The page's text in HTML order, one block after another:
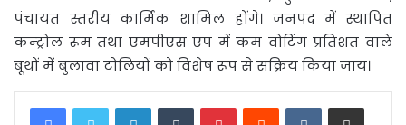
पंचायत स्तरीय कार्मिक शामिल होंगे। जनपद में स्थापित
कन्ट्रोल रूम तथा एमपीएस एप में कम वोटिंग प्रतिशत वाले
बूथों में बुलावा टोलियों को विशेष रूप से सक्रिय किया जाय।
LinkedInTumblrPinterestReddit VKontakteShare via Email